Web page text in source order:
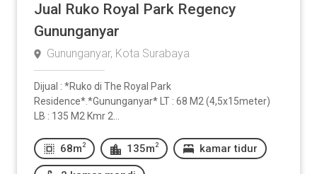
Jual Ruko Royal Park Regency
Gununganyar
Gununganyar, Kota Surabaya
Dijual : *Ruko di The Royal Park
Residence*.*Gununganyar* LT : 68 M2 (4,5x15meter)
LB : 135 M2 Kmr 2...
68m 2 135m 2 kamar tidur